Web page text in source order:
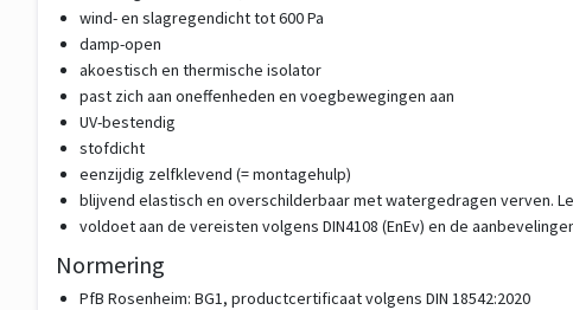
wind- en slagregendicht tot 600 Pa
damp-open
akoestisch en thermische isolator
past zich aan oneffenheden en voegbewegingen aan
UV-bestendig
stofdicht
eenzijdig zelfklevend (= montagehulp)
blijvend elastisch en overschilderbaar met watergedragen verven.
voldoet aan de vereisten volgens DIN4108 (EnEv) en de
Normering
PfB Rosenheim: BG1, productcertificaat volgens DIN 18542:2020